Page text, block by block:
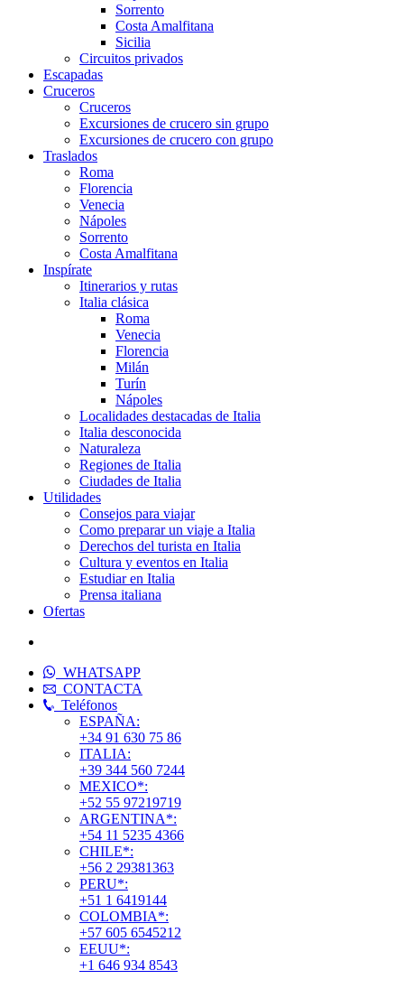
Sorrento
Costa Amalfitana
Sicilia
Circuitos privados
Escapadas
Cruceros
Cruceros
Excursiones de crucero sin grupo
Excursiones de crucero con grupo
Traslados
Roma
Florencia
Venecia
Nápoles
Sorrento
Costa Amalfitana
Inspírate
Itinerarios y rutas
Italia clásica
Roma
Venecia
Florencia
Milán
Turín
Nápoles
Localidades destacadas de Italia
Italia desconocida
Naturaleza
Regiones de Italia
Ciudades de Italia
Utilidades
Consejos para viajar
Como preparar un viaje a Italia
Derechos del turista en Italia
Cultura y eventos en Italia
Estudiar en Italia
Prensa italiana
Ofertas
WHATSAPP
CONTACTA
Teléfonos
ESPAÑA:
+34 91 630 75 86
ITALIA:
+39 344 560 7244
MEXICO*:
+52 55 97219719
ARGENTINA*:
+54 11 5235 4366
CHILE*:
+56 2 29381363
PERU*:
+51 1 6419144
COLOMBIA*:
+57 605 6545212
EEUU*:
+1 646 934 8543